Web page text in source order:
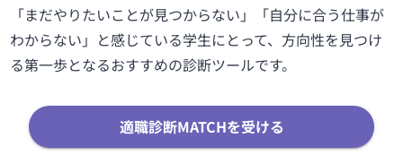
「まだやりたいことが見つからない」「自分に合う仕事が
わからない」と感じている学生にとって、方向性を見つけ
る第一歩となるおすすめの診断ツールです。
適職診断MATCHを受ける